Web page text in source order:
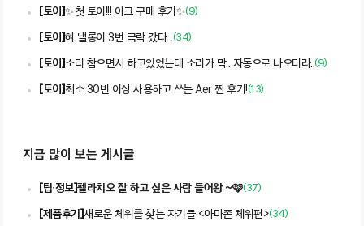
[토이 ]✨첫 토이!!! 아크 구매 후기✨(9)
[토이 ]혀 낼롱이 3번 극락 갔다...(34)
[토이 ] 소리 참으면서 하고있었는데 소리가 막.. 자동으로 나오더라..(9)
[토이 ]최소 30번 이상 사용하고 쓰는 Aer 찐 후기!(13)
지금 많이 보는 게시글
[팁・정보]펠라치오 잘 하고 싶은 사람 들어왕 ~🩷(37)
[제품후기 ]새로운 체위를 찾는 자기들 <아마존 체위편>(34)